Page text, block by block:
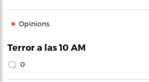
Opinions
Terror a las 10 AM
0